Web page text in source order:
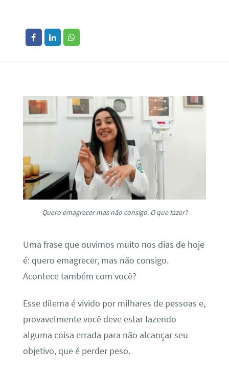
Quero emagrecer mas não consigo. O que fazer?
Uma frase que ouvimos muito nos dias de hoje
é: quero emagrecer, mas não consigo.
Acontece também com você?
Esse dilema é vivido por milhares de pessoas e,
provavelmente você deve estar fazendo
alguma coisa errada para não alcançar seu
objetivo, que é perder peso.